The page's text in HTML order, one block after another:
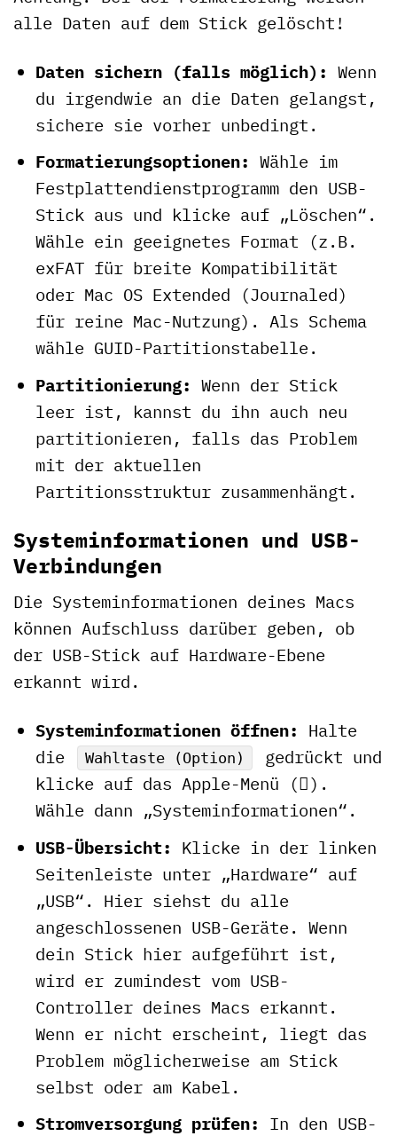
alle Daten auf dem Stick gelöscht!
Daten sichern (falls möglich): Wenn
du irgendwie an die Daten gelangst,
sichere sie vorher unbedingt.
Formatierungsoptionen: Wähle im
Festplattendienstprogramm den USB-
Stick aus und klicke auf „Löschen“.
Wähle ein geeignetes Format (z.B.
exFAT für breite Kompatibilität
oder Mac OS Extended (Journaled)
für reine Mac-Nutzung). Als Schema
wähle GUID-Partitionstabelle.
Partitionierung: Wenn der Stick
leer ist, kannst du ihn auch neu
partitionieren, falls das Problem
mit der aktuellen
Partitionsstruktur zusammenhängt.
Systeminformationen und USB-
Verbindungen
Die Systeminformationen deines Macs
können Aufschluss darüber geben, ob
der USB-Stick auf Hardware-Ebene
erkannt wird.
Systeminformationen öffnen: Halte
die
Wahltaste (Option)
gedrückt und
klicke auf das Apple-Menü ().
Wähle dann „Systeminformationen“.
USB-Übersicht: Klicke in der linken
Seitenleiste unter „Hardware“ auf
„USB“. Hier siehst du alle
angeschlossenen USB-Geräte. Wenn
dein Stick hier aufgeführt ist,
wird er zumindest vom USB-
Controller deines Macs erkannt.
Wenn er nicht erscheint, liegt das
Problem möglicherweise am Stick
selbst oder am Kabel.
Stromversorgung prüfen: In den USB-